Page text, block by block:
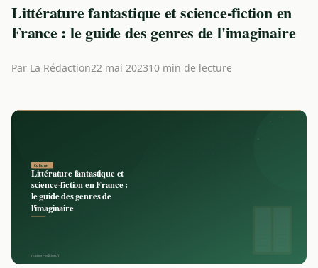
Littérature fantastique et science-fiction en
France : le guide des genres de l'imaginaire
Par La Rédaction22 mai 202310 min de lecture